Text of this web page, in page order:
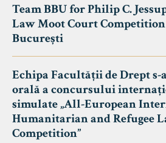
Team BBU for Philip C.
Law Moot Court
București
Echipa Facultății de Drept
orală a concursului
simulate „All-European
Humanitarian and Refugee
Competition”